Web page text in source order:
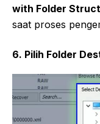
with Folder
saat proses
6. Pilih Folder